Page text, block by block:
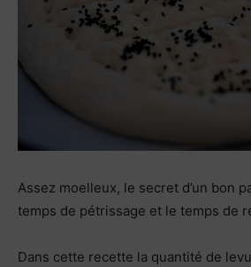
Assez moelleux, le secret d’un bon
temps de pétrissage et le temps de
Dans cette recette la quantité de